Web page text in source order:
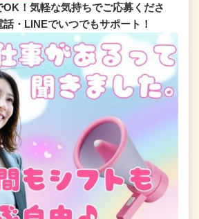
OK！気軽な気持ちでご応募くださ
・LINEでいつでもサポート！